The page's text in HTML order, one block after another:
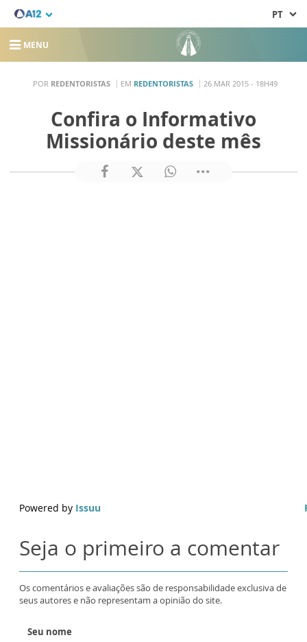
PT
MENU
POR REDENTORISTAS EM REDENTORISTAS 26 MAR 2015 - 18H49
Confira o Informativo
Missionário deste mês
Powered by Issuu
Seja o primeiro a comentar
Os comentários e avaliações são de responsabilidade exclusiva de
seus autores e não representam a opinião do site.
Seu nome